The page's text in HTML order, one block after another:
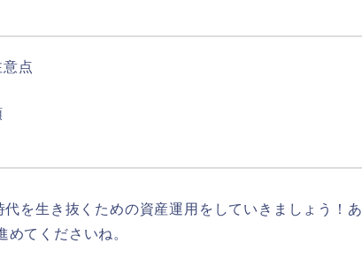
点
を生き抜くための資産運用をしていきましょう！あ
てくださいね。